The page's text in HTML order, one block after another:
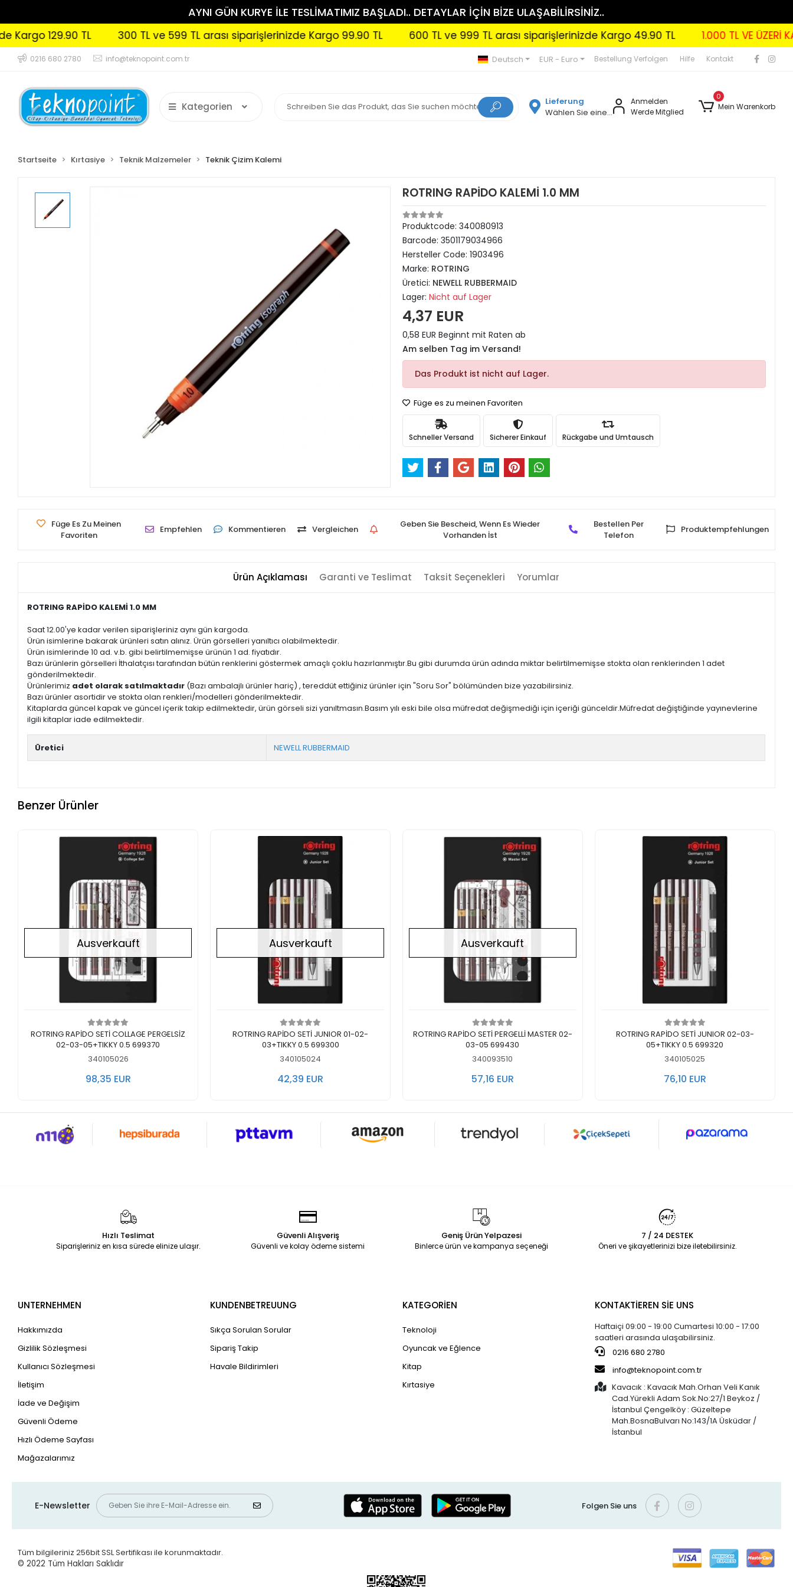
AYNI GÜN KURYE İLE TESLİMATIMIZ BAŞLADI.. DETAYLAR İÇİN BİZE ULAŞABİLİRSİNİZ..
129.90 TL 300 TL ve 599 TL arası siparişlerinizde Kargo 99.90 TL 600 TL ve 999 TL arası siparişlerinizde Kargo 49.90 TL 1.000 TL VE ÜZERİ KARGO
0216 680 2780 info@teknopoint.com.tr Deutsch EUR - Euro Bestellung Verfolgen Hilfe Kontakt
Kategorien
Lieferung
Wählen Sie eine Region
Anmelden
Werde Mitglied
0
Mein Warenkorb
Startseite Kırtasiye Teknik Malzemeler Teknik Çizim Kalemi
ROTRING RAPİDO KALEMİ 1.0 MM
Produktcode: 340080913
Barcode: 3501179034966
Hersteller Code: 1903496
Marke: ROTRING
Üretici: NEWELL RUBBERMAID
Lager: Nicht auf Lager
4,37 EUR
0,58 EUR Beginnt mit Raten ab
Am selben Tag im Versand!
Das Produkt ist nicht auf Lager.
Füge es zu meinen Favoriten
Schneller Versand Sicherer Einkauf Rückgabe und Umtausch
Füge Es Zu Meinen
Favoriten
Empfehlen Kommentieren Vergleichen
Geben Sie Bescheid, Wenn Es Wieder
Vorhanden İst
Bestellen Per
Telefon
Produktempfehlungen
Ürün Açıklaması Garanti ve Teslimat Taksit Seçenekleri Yorumlar
ROTRING RAPİDO KALEMİ 1.0 MM
Saat 12.00'ye kadar verilen siparişleriniz aynı gün kargoda.
Ürün isimlerine bakarak ürünleri satın alınız. Ürün görselleri yanıltıcı olabilmektedir.
Ürün isimlerinde 10 ad. v.b. gibi belirtilmemişse ürünün 1 ad. fiyatıdır.
Bazı ürünlerin görselleri İthalatçısı tarafından bütün renklerini göstermek amaçlı çoklu hazırlanmıştır.Bu gibi durumda ürün adında miktar belirtilmemişse stokta olan renklerinden 1 adet
gönderilmektedir.
Ürünlerimiz adet olarak satılmaktadır (Bazı ambalajlı ürünler hariç) , tereddüt ettiğiniz ürünler için "Soru Sor" bölümünden bize yazabilirsiniz.
Bazı ürünler asortidir ve stokta olan renkleri/modelleri gönderilmektedir.
Kitaplarda güncel kapak ve güncel içerik takip edilmektedir, ürün görseli sizi yanıltmasın.Basım yılı eski bile olsa müfredat değişmediği için içeriği günceldir.Müfredat değiştiğinde yayınevlerine
ilgili kitaplar iade edilmektedir.
Üretici NEWELL RUBBERMAID
Benzer Ürünler
Nicht auf Lager
Ausverkauft
ROTRING RAPİDO SETİ COLLAGE PERGELSİZ
02-03-05+TIKKY 0.5 699370
340105026
98,35 EUR
Nicht auf Lager
Ausverkauft
ROTRING RAPİDO SETİ JUNIOR 01-02-
03+TIKKY 0.5 699300
340105024
42,39 EUR
Nicht auf Lager
Ausverkauft
ROTRING RAPİDO SETİ PERGELLİ MASTER 02-
03-05 699430
340093510
57,16 EUR
In den Warenkorb legen
ROTRING RAPİDO SETİ JUNIOR 02-03-
05+TIKKY 0.5 699320
340105025
76,10 EUR
Hızlı Teslimat
Siparişleriniz en kısa sürede elinize ulaşır.
Güvenli Alışveriş
Güvenli ve kolay ödeme sistemi
Geniş Ürün Yelpazesi
Binlerce ürün ve kampanya seçeneği
7 / 24 DESTEK
Öneri ve şikayetlerinizi bize iletebilirsiniz.
UNTERNEHMEN
Hakkımızda
Gizlilik Sözleşmesi
Kullanıcı Sözleşmesi
İletişim
İade ve Değişim
Güvenli Ödeme
Hızlı Ödeme Sayfası
Mağazalarımız
KUNDENBETREUUNG
Sıkça Sorulan Sorular
Sipariş Takip
Havale Bildirimleri
KATEGORİEN
Teknoloji
Oyuncak ve Eğlence
Kitap
Kırtasiye
KONTAKTİEREN SİE UNS
Haftaiçi 09:00 - 19:00 Cumartesi 10:00 - 17:00
saatleri arasında ulaşabilirsiniz.
0216 680 2780
info@teknopoint.com.tr
Kavacık : Kavacık Mah.Orhan Veli Kanık
Cad.Yürekli Adam Sok.No:27/1 Beykoz /
İstanbul Çengelköy : Güzeltepe
Mah.BosnaBulvarı No:143/1A Üsküdar /
İstanbul
E-Newsletter Folgen Sie uns
Tüm bilgileriniz 256bit SSL Sertifikası ile korunmaktadır.
© 2022 Tüm Hakları Saklıdır